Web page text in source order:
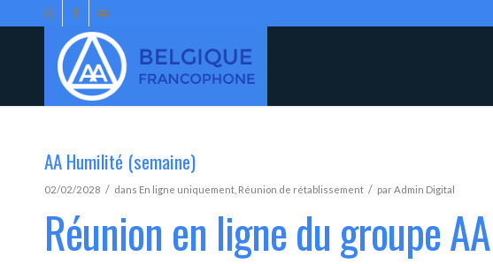
AA Humilité (semaine)
02/02/2028 / dans En ligne uniquement Réunion de rétablissement / parAdmin Digital
Réunion en ligne du groupe